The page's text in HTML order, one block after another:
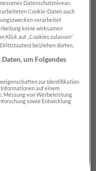
Datenschutzniveau
Cookie-Daten auch
verarbeitet
keine wirksamen
Klick auf „Cookies zulassen“
beiziehen dürfen.
um Folgendes
zur Identifikation
auf einem
Messung von Werbeleistung
sowie Entwicklung